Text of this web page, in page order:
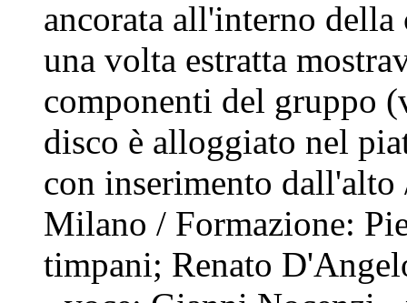
ancorata all'interno
una volta estratta
componenti del
disco è alloggiato nel
con inserimento
Milano / Formazione:
timpani; Renato